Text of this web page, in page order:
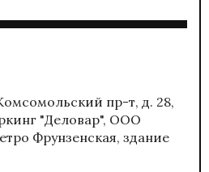
пр-т, д. 28,
"Деловар", ООО
Фрунзенская, здание